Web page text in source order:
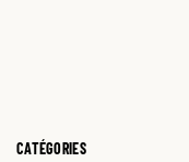
CATÉGORIES